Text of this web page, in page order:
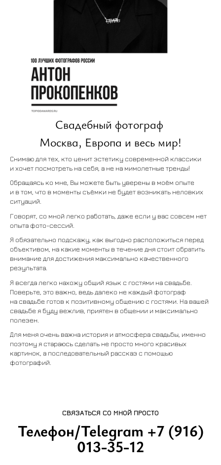
Свадебный фотограф
Москва, Европа и весь мир!
Снимаю для тех, кто ценит эстетику современной классики
и хочет посмотреть на себя, а не на мимолетные тренды!
Обращаясь ко мне, Вы можете быть уверены в моём опыте
и в том, что в моменты съёмки не будет возникать неловких
ситуаций.
Говорят, со мной легко работать, даже если у вас совсем нет
опыта фото-сессий.
Я обязательно подскажу, как выгодно расположиться перед
объективом, на какие моменты в течение дня стоит обратить
внимание для достижения максимально качественного
результата.
Я всегда легко нахожу общий язык с гостями на свадьбе.
Поверьте, это важно, ведь далеко не каждый фотограф
на свадьбе готов к позитивному общению с гостями. На вашей
свадьбе я буду вежлив, приятен в общении и максимально
полезен.
Для меня очень важна история и атмосфера свадьбы, именно
поэтому я стараюсь сделать не просто много красивых
картинок, а последовательный рассказ с помощью
фотографий.
СВЯЗАТЬСЯ СО МНОЙ ПРОСТО
Телефон/Telegram +7 (916)
013-35-12